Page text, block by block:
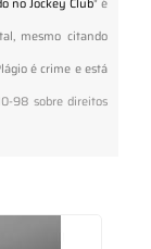
mesmo citando
é crime e está
98 sobre direitos